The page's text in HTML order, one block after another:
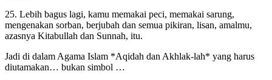
25. Lebih bagus lagi, kamu memakai peci, memakai sarung,
mengenakan sorban, berjubah dan semua pikiran, lisan, amalmu,
azasnya Kitabullah dan Sunnah, itu.
Jadi di dalam Agama Islam *Aqidah dan Akhlak-lah* yang harus
diutamakan… bukan simbol …